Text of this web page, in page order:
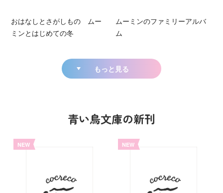
おはなしとさがしもの ムー
ミンとはじめての冬
ムーミンのファミリーアルバ
ム
もっと見る
青い鳥文庫の新刊
NEW NEW